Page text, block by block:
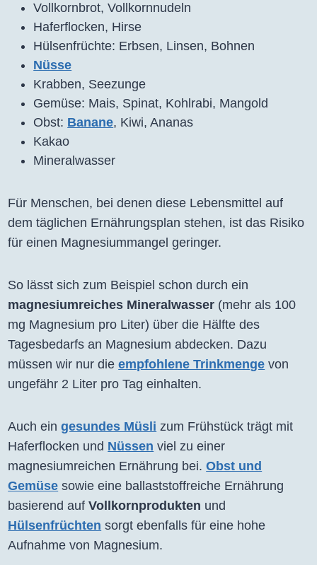
Vollkornbrot, Vollkornnudeln
Haferflocken, Hirse
Hülsenfrüchte: Erbsen, Linsen, Bohnen
Nüsse
Krabben, Seezunge
Gemüse: Mais, Spinat, Kohlrabi, Mangold
Obst: Banane, Kiwi, Ananas
Kakao
Mineralwasser
Für Menschen, bei denen diese Lebensmittel auf
dem täglichen Ernährungsplan stehen, ist das Risiko
für einen Magnesiummangel geringer.
So lässt sich zum Beispiel schon durch ein
magnesiumreiches Mineralwasser (mehr als 100
mg Magnesium pro Liter) über die Hälfte des
Tagesbedarfs an Magnesium abdecken. Dazu
müssen wir nur dieempfohlene Trinkmenge von
ungefähr 2 Liter pro Tag einhalten.
Auch eingesundes Müsli zum Frühstück trägt mit
Haferflocken und Nüssen viel zu einer
magnesiumreichen Ernährung bei.Obst und
Gemüse sowie eine ballaststoffreiche Ernährung
basierend aufVollkornprodukten und
Hülsenfrüchten sorgt ebenfalls für eine hohe
Aufnahme von Magnesium.